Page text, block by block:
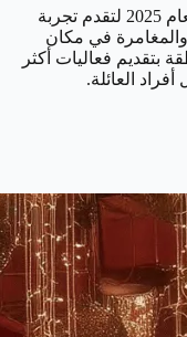
لعام 2025 لتقدم تجربة
والمغامرة في مكان
بتقديم فعاليات أكثر
العائلة.